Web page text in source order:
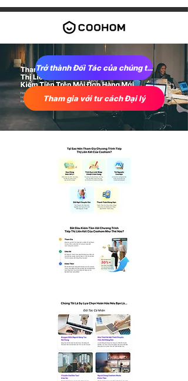
Trở thành Đối Tác của chúng tôi
Tham gia với tư cách Đại lý